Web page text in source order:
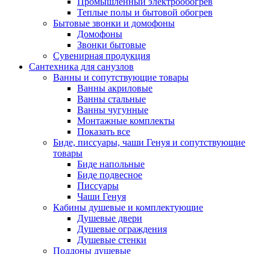
Теплые полы и бытовой обогрев
Бытовые звонки и домофоны
Домофоны
Звонки бытовые
Сувенирная продукция
Сантехника для санузлов
Ванны и сопутствующие товары
Ванны акриловые
Ванны стальные
Ванны чугунные
Монтажные комплекты
Показать все
Биде, писсуары, чаши Генуя и сопутствующие
товары
Биде напольные
Биде подвесное
Писсуары
Чаши Генуя
Кабины душевые и комплектующие
Душевые двери
Душевые ограждения
Душевые стенки
Поддоны душевые